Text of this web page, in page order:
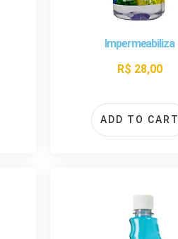
Impermeabiliza
R$ 28,00
ADD TO CART